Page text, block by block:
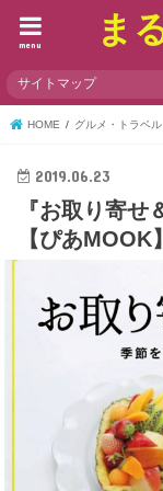
ま
menu
サイトマップ
HOME グルメ・トラベル
2019.06.23
『お取り寄
【ぴあMOOK】